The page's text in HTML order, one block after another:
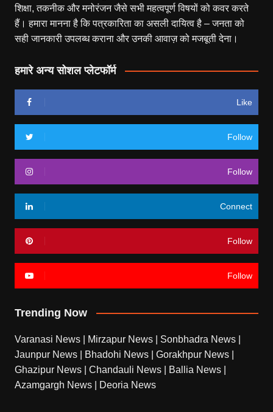
शिक्षा, तकनीक और मनोरंजन जैसे सभी महत्वपूर्ण विषयों को कवर करते
हैं। हमारा मानना है कि पत्रकारिता का असली दायित्व है – जनता को
सही जानकारी उपलब्ध कराना और उनकी आवाज़ को मजबूती देना।
हमारे अन्य सोशल प्लेटफॉर्म
Like
Follow
Follow
Connect
Follow
Follow
Trending Now
Varanasi News Mirzapur News Sonbhadra News
Jaunpur News
Bhadohi News Gorakhpur News
Ghazipur News
Chandauli News Ballia News
Azamgargh News
Deoria News